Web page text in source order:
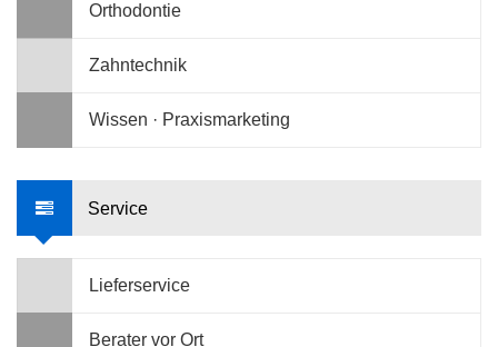
Orthodontie
Zahntechnik
Wissen · Praxismarketing
Service
Lieferservice
Berater vor Ort